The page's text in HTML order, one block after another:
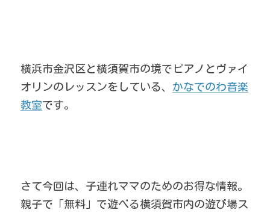
横浜市金沢区と横須賀市の境でピアノとヴァイ
オリンのレッスンをしている、 かなでのわ音楽
教室です。
さて今回は、子連れママのためのお得な情報。
親子で「無料」で遊べる横須賀市内の遊び場ス